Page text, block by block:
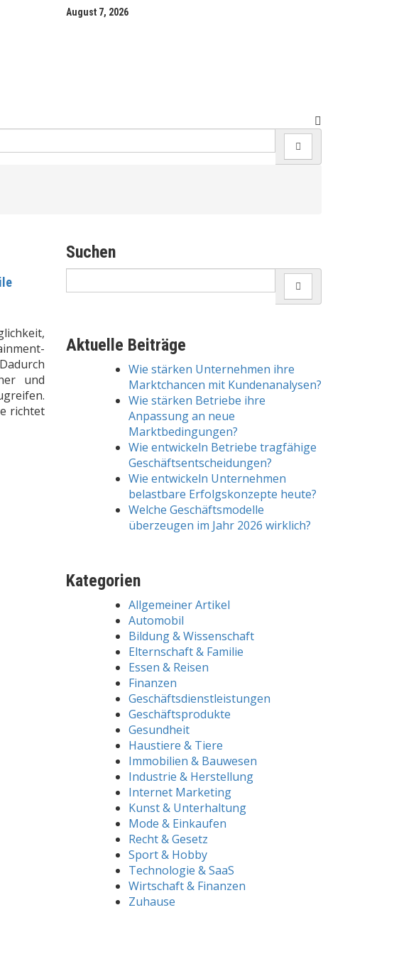
August 7, 2026
und
richtet
Suchen
for:
Aktuelle Beiträge
Wie stärken Unternehmen ihre
Marktchancen mit Kundenanalysen?
Wie stärken Betriebe ihre
Anpassung an neue
Marktbedingungen?
Wie entwickeln Betriebe tragfähige
Geschäftsentscheidungen?
Wie entwickeln Unternehmen
belastbare Erfolgskonzepte heute?
Welche Geschäftsmodelle
überzeugen im Jahr 2026 wirklich?
Kategorien
Allgemeiner Artikel
Automobil
Bildung & Wissenschaft
Elternschaft & Familie
Essen & Reisen
Finanzen
Geschäftsdienstleistungen
Geschäftsprodukte
Gesundheit
Haustiere & Tiere
Immobilien & Bauwesen
Industrie & Herstellung
Internet Marketing
Kunst & Unterhaltung
Mode & Einkaufen
Recht & Gesetz
Sport & Hobby
Technologie & SaaS
Wirtschaft & Finanzen
Zuhause